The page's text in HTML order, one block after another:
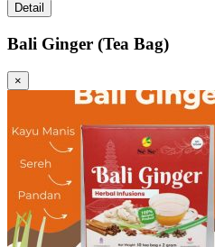
Detail
Bali Ginger (Tea Bag)
×